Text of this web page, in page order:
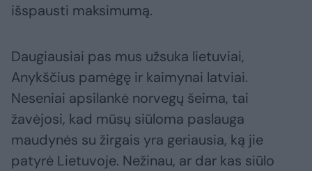
išspausti maksimumą.
Daugiausiai pas mus užsuka lietuviai,
Anykščius pamėgę ir kaimynai latviai.
Neseniai apsilankė norvegų šeima, tai
žavėjosi, kad mūsų siūloma paslauga
maudynės su žirgais yra geriausia, ką jie
patyrė Lietuvoje. Nežinau, ar dar kas siūlo